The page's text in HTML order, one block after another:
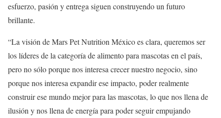
esfuerzo, pasión y entrega siguen construyendo un futuro
brillante.
“La visión de Mars Pet Nutrition México es clara, queremos ser
los líderes de la categoría de alimento para mascotas en el país,
pero no sólo porque nos interesa crecer nuestro negocio, sino
porque nos interesa expandir ese impacto, poder realmente
construir ese mundo mejor para las mascotas, lo que nos llena de
ilusión y nos llena de energía para poder seguir empujando